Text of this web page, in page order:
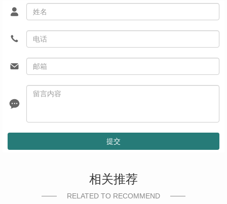
提交
相关推荐
RELATED TO RECOMMEND